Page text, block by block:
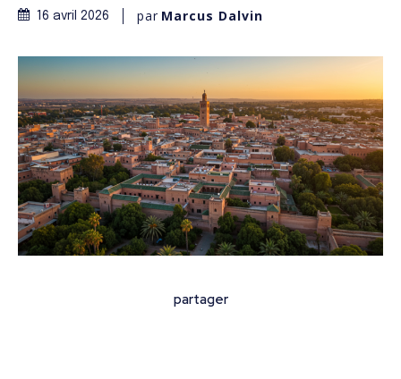
16 avril 2026 par Marcus Dalvin
partager